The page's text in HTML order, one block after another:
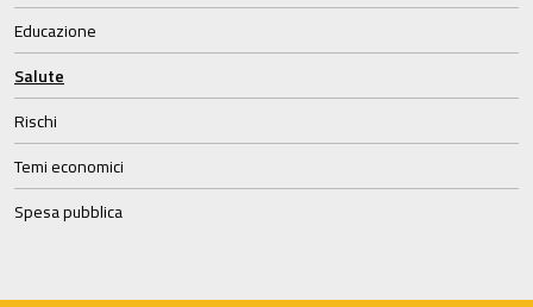
Educazione
Salute
Rischi
Temi economici
Spesa pubblica